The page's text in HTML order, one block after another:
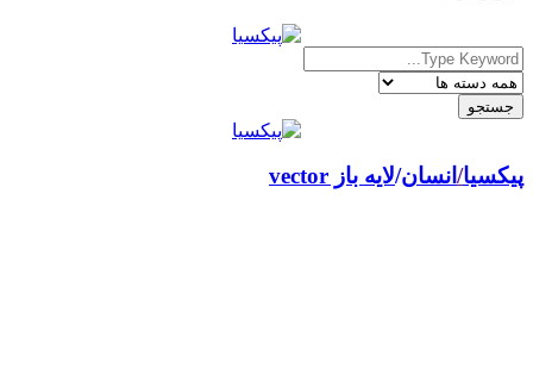
پیکسیا/ لایه باز vector انسان